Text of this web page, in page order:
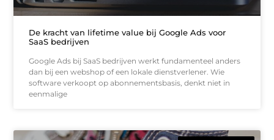
De kracht van lifetime value bij Google Ads voor
SaaS bedrijven
Google Ads bij SaaS bedrijven werkt fundamenteel anders
dan bij een webshop of een lokale dienstverlener. Wie
software verkoopt op abonnementsbasis, denkt niet in
eenmalige